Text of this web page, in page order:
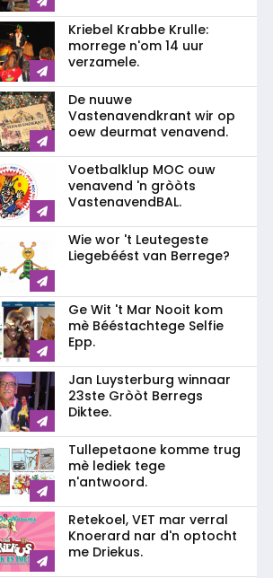
Kriebel Krabbe Krulle:
morrege n'om 14 uur
verzamele.
De nuuwe
Vastenavendkrant wir op
oew deurmat venavend.
Voetbalklup MOC ouw
venavend 'n gròòts
VastenavendBAL.
Wie wor 't Leutegeste
Liegebéést van Berrege?
Ge Wit 't Mar Nooit kom
mè Bééstachtege Selfie
Epp.
Jan Luysterburg winnaar
23ste Gròòt Berregs
Diktee.
Tullepetaone komme trug
mè lediek tege
n'antwoord.
Retekoel, VET mar verral
Knoerard nar d'n optocht
me Driekus.